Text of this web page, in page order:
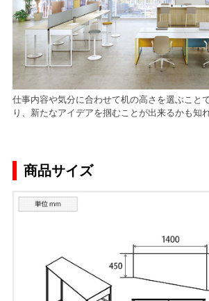
仕事内容や気分に合わせて机の高さを選ぶこと
り、新たなアイデアを掴むことが出来るかも知
商品サイズ